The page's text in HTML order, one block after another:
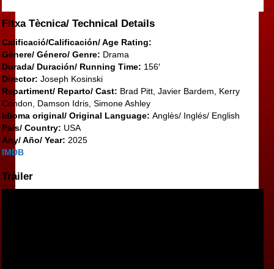
Fitxa Tècnica/ Technical Details
Calificació/Calificación/ Age Rating:
Gènere/ Género/ Genre: Drama
Durada/ Duración/ Running Time: 156′
Director: Joseph Kosinski
Repartiment/ Reparto/ Cast: Brad Pitt, Javier Bardem, Kerry
Condon, Damson Idris, Simone Ashley
Idioma original/ Original Language: Anglès/ Inglés/ English
País/ Country: USA
Any/ Año/ Year: 2025
IMDB
Tràiler